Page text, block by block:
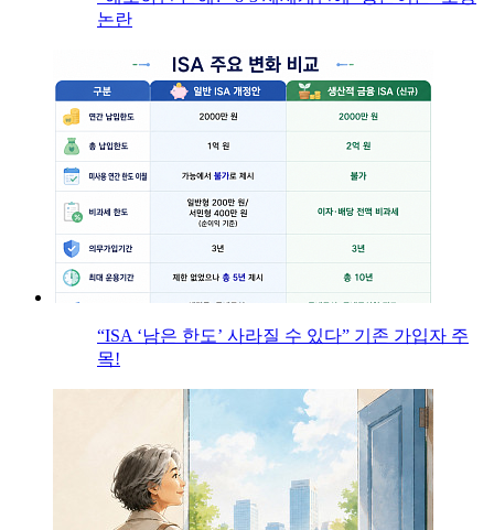
논란
“ISA ‘남은 한도’ 사라질 수 있다” 기존 가입자 주
목!